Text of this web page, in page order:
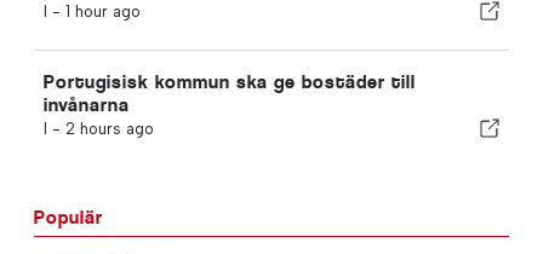
I - 1 hour ago
Portugisisk kommun ska ge bostäder till
invånarna
I - 2 hours ago
Populär